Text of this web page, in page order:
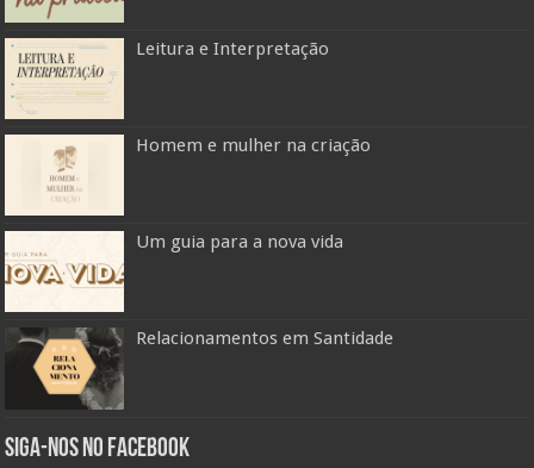
Leitura e Interpretação
Homem e mulher na criação
Um guia para a nova vida
Relacionamentos em Santidade
Siga-nos no Facebook